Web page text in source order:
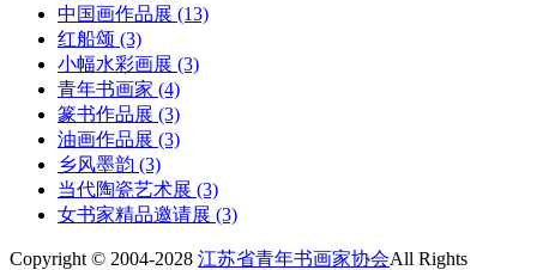
中国画作品展 (13)
红船颂 (3)
小幅水彩画展 (3)
青年书画家 (4)
篆书作品展 (3)
油画作品展 (3)
乡风墨韵 (3)
当代陶瓷艺术展 (3)
女书家精品邀请展 (3)
Copyright © 2004-2028 江苏省青年书画家协会All Rights